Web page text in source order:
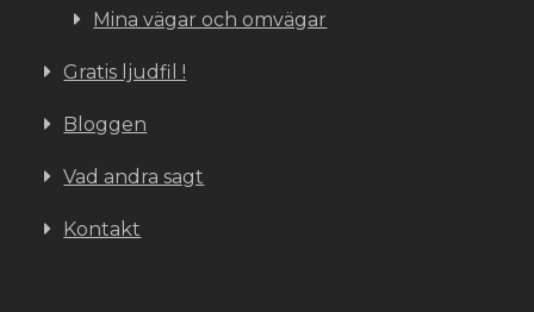
Mina vägar och omvägar
Gratis ljudfil !
Bloggen
Vad andra sagt
Kontakt